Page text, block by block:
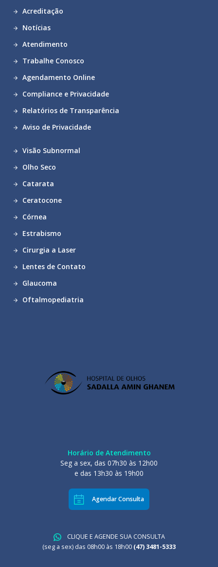
Acreditação
Notícias
Atendimento
Trabalhe Conosco
Agendamento Online
Compliance e Privacidade
Relatórios de Transparência
Aviso de Privacidade
Visão Subnormal
Olho Seco
Catarata
Ceratocone
Córnea
Estrabismo
Cirurgia a Laser
Lentes de Contato
Glaucoma
Oftalmopediatria
Horário de Atendimento
Seg a sex, das 07h30 às 12h00
e das 13h30 às 19h00
Agendar Consulta
CLIQUE E AGENDE SUA CONSULTA
(seg a sex) das 08h00 às 18h00 (47) 3481-5333